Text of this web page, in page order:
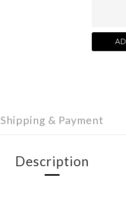
Shipping & Payment
Description